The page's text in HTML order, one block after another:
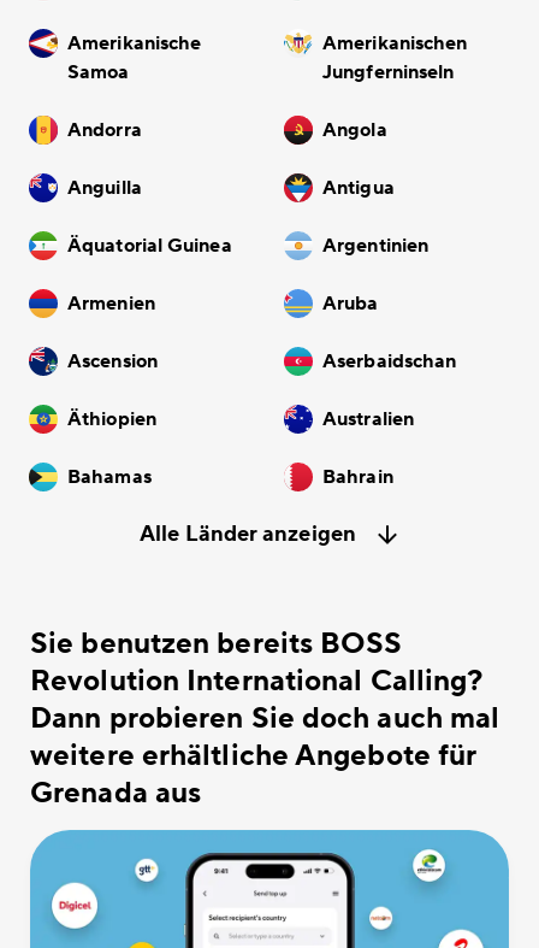
Amerikanische
Samoa
Amerikanischen
Jungferninseln
Andorra Angola
Anguilla Antigua
Äquatorial Guinea Argentinien
Armenien Aruba
Ascension Aserbaidschan
Äthiopien Australien
Bahamas Bahrain
Alle Länder anzeigen
Sie benutzen bereits BOSS
Revolution International Calling?
Dann probieren Sie doch auch mal
weitere erhältliche Angebote für
Grenada aus